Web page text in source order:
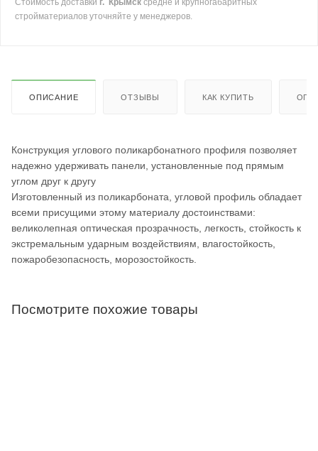
Стоимость доставки г. Крымск средне и крупногабаритных
стройматериалов уточняйте у менеджеров.
ОПИСАНИЕ ОТЗЫВЫ КАК КУПИТЬ
Конструкция углового поликарбонатного профиля позволяет
надежно удерживать панели, установленные под прямым
углом друг к другу
Изготовленный из поликарбоната, угловой профиль обладает
всеми присущими этому материалу достоинствами:
великолепная оптическая прозрачность, легкость, стойкость к
экстремальным ударным воздействиям, влагостойкость,
пожаробезопасность, морозостойкость.
Посмотрите похожие товары